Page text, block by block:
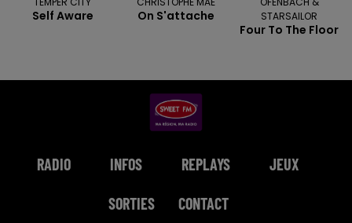
Self Aware On S'attache
STARSAILOR
Four To The Floor
RADIO INFOS REPLAYS JEUX
SORTIES CONTACT